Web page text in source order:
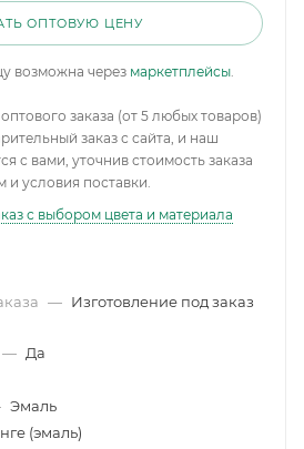
ОПТОВУЮ ЦЕНУ
возможна через маркетплейсы.
заказа (от 5 любых товаров)
заказ с сайта, и наш
с вами, уточнив стоимость заказа
и условия поставки.
с выбором цвета и материала
— Изготовление под заказ
— Да
Эмаль
(эмаль)